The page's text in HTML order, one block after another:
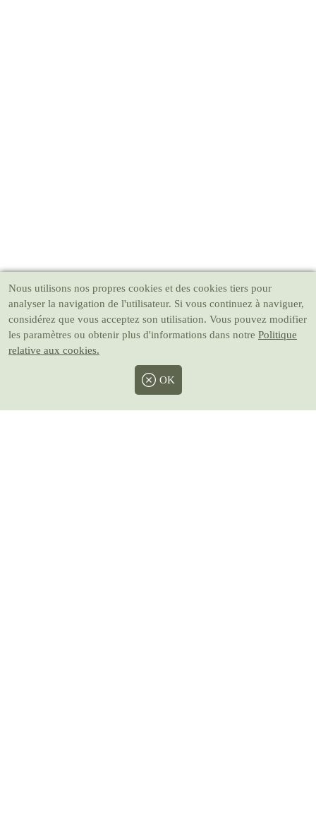
Nous utilisons nos propres cookies et des cookies tiers pour
analyser la navigation de l'utilisateur. Si vous continuez à naviguer,
considérez que vous acceptez son utilisation. Vous pouvez modifier
les paramètres ou obtenir plus d'informations dans notre Politique
relative aux cookies.
OK